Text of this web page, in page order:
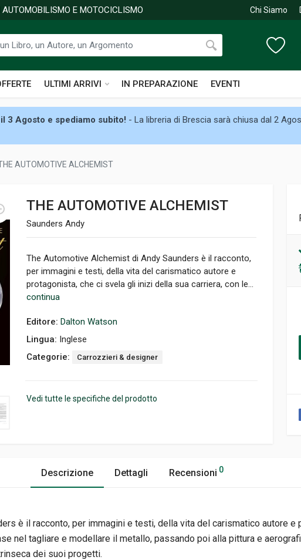
E MOTOCICLISMO Chi Siamo
ULTIMI ARRIVI IN PREPARAZIONE EVENTI
3 Agosto e spediamo subito! - La libreria di Brescia sarà chiusa dal 2
AUTOMOTIVE ALCHEMIST
THE AUTOMOTIVE ALCHEMIST
Saunders Andy
The Automotive Alchemist di Andy Saunders è il racconto,
per immagini e testi, della vita del carismatico autore e
protagonista, che ci svela gli inizi della sua carriera, con le...
continua
Editore: Dalton Watson
Lingua: Inglese
Categorie:
Carrozzieri & designer
Vedi tutte le specifiche del prodotto
Descrizione Dettagli Recensioni 0
è il racconto, per immagini e testi, della vita del carismatico autore e
nel tagliare e modellare il metallo, passando poi alla pittura e
dei suoi progetti.